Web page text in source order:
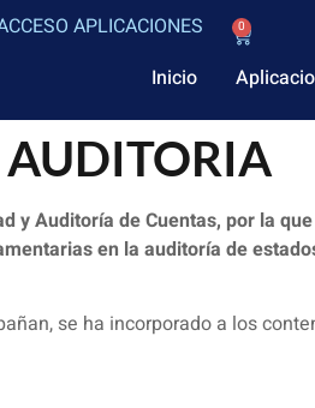
APLICACIONES 0
Inicio
AUDITORIA
y Auditoría de Cuentas, por la
en la auditoría de
se ha incorporado a los